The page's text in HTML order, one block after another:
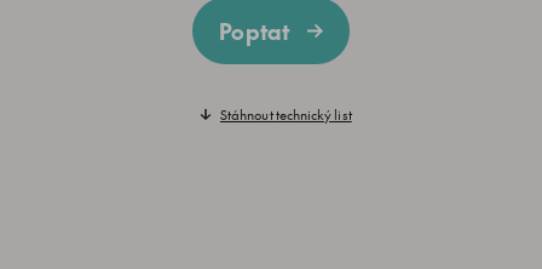
Poptat
Stáhnout technický list